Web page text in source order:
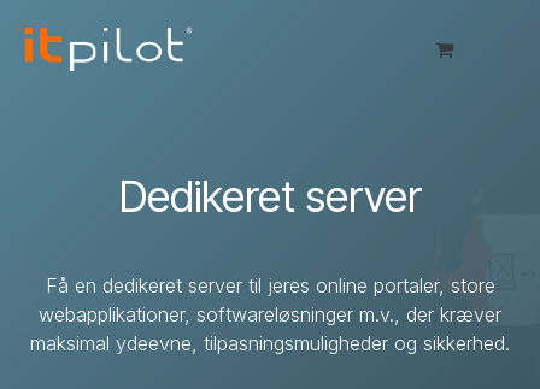
Dedikeret server
Få en dedikeret server til jeres online portaler, store
webapplikationer, softwareløsninger m.v., der kræver
maksimal ydeevne, tilpasningsmuligheder og sikkerhed.